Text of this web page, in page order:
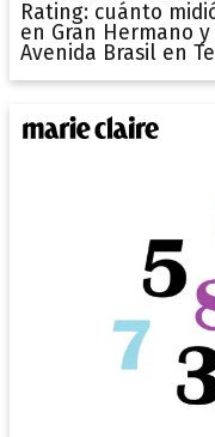
Rating: cuánto
en Gran Hermano
Avenida Brasil en